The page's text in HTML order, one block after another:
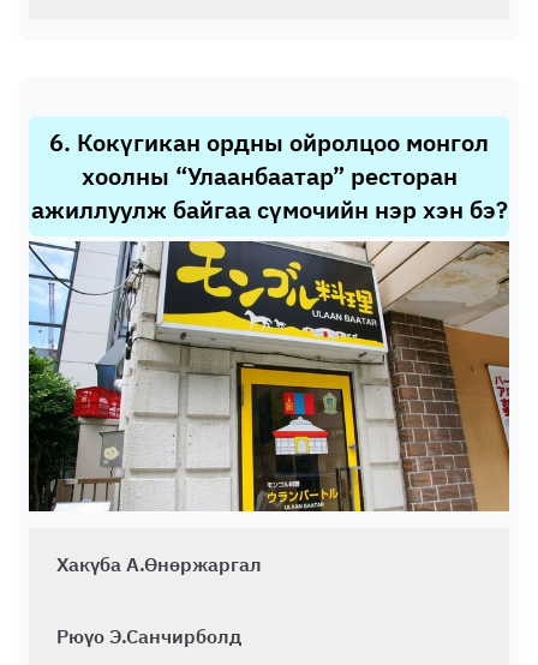
6. Кокүгикан ордны ойролцоо монгол
хоолны “Улаанбаатар” ресторан
ажиллуулж байгаа сүмочийн нэр хэн бэ?
Хакүба А.Өнөржаргал
Рюүо Э.Санчирболд